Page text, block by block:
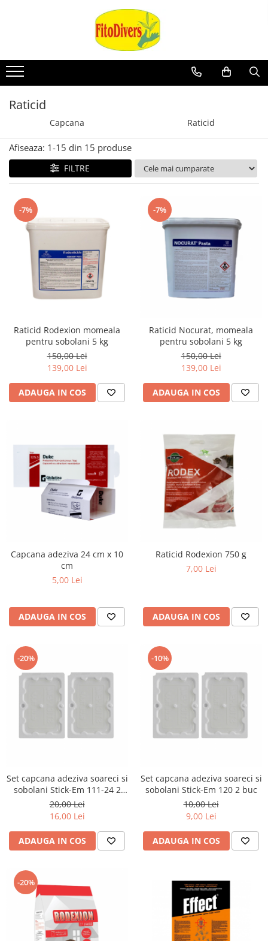
Raticid
Capcana Raticid
Afiseaza: 1-15 din 15 produse
FILTRE
-7%
Raticid Rodexion momeala
pentru sobolani 5 kg
150,00 Lei
139,00 Lei
ADAUGA IN COS
-7%
Raticid Nocurat, momeala
pentru sobolani 5 kg
150,00 Lei
139,00 Lei
ADAUGA IN COS
Capcana adeziva 24 cm x 10
cm
5,00 Lei
ADAUGA IN COS
Raticid Rodexion 750 g
7,00 Lei
ADAUGA IN COS
-20%
Set capcana adeziva soareci si
sobolani Stick-Em 111-24 2
buc
20,00 Lei
16,00 Lei
ADAUGA IN COS
-10%
Set capcana adeziva soareci si
sobolani Stick-Em 120 2 buc
10,00 Lei
9,00 Lei
ADAUGA IN COS
-20%